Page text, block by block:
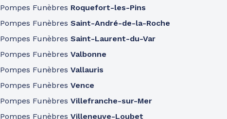
Pompes Funèbres Roquefort-les-Pins
Pompes FunèbresSaint-André-de-la-Roche
Pompes FunèbresSaint-Laurent-du-Var
Pompes FunèbresValbonne
Pompes FunèbresVallauris
Pompes FunèbresVence
Pompes FunèbresVillefranche-sur-Mer
Pompes FunèbresVilleneuve-Loubet